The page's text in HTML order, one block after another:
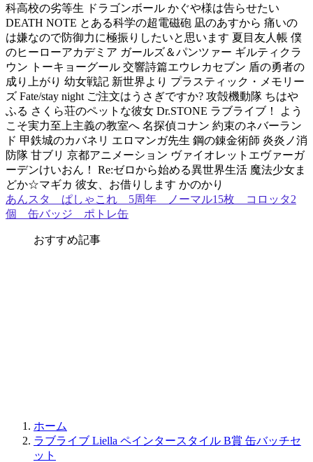
科高校の劣等生 ドラゴンボール かぐや様は告らせたい
DEATH NOTE とある科学の超電磁砲 凪のあすから 痛いの
は嫌なので防御力に極振りしたいと思います 夏目友人帳 僕
のヒーローアカデミア ガールズ＆パンツァー ギルティクラ
ウン トーキョーグール 交響詩篇エウレカセブン 盾の勇者の
成り上がり 幼女戦記 新世界より プラスティック・メモリー
ズ Fate/stay night ご注文はうさぎですか? 攻殻機動隊 ちはや
ふる さくら荘のペットな彼女 Dr.STONE ラブライブ！ よう
こそ実力至上主義の教室へ 名探偵コナン 約束のネバーラン
ド 甲鉄城のカバネリ エロマンガ先生 鋼の錬金術師 炎炎ノ消
防隊 甘ブリ 京都アニメーション ヴァイオレットエヴァーガ
ーデンけいおん！ Re:ゼロから始める異世界生活 魔法少女ま
どか☆マギカ 彼女、お借りします かのかり
あんスタ ぱしゃこれ 5周年 ノーマル15枚 コロッタ2
個 缶バッジ ポトレ缶
おすすめ記事
ホーム
ラブライブ Liella ペインタースタイル B賞 缶バッチセ
ット